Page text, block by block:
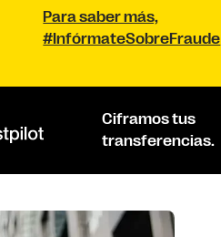
Para saber más,
#InfórmateSobreFraude
Ciframos tus
transferencias.